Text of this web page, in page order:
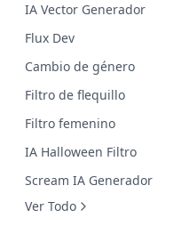
IA Vector Generador
Flux Dev
Cambio de género
Filtro de flequillo
Filtro femenino
IA Halloween Filtro
Scream IA Generador
Ver Todo